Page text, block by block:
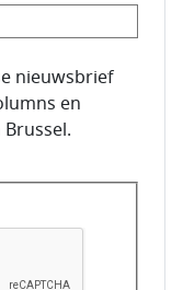
nieuwsbrief
en